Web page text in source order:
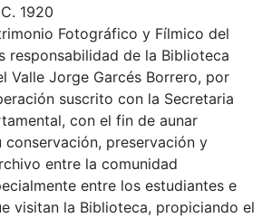
1920
Fotográfico y Fílmico del
responsabilidad de la Biblioteca
Valle Jorge Garcés Borrero, por
suscrito con la Secretaria
con el fin de aunar
conservación, preservación y
entre la comunidad
entre los estudiantes e
visitan la Biblioteca, propiciando el